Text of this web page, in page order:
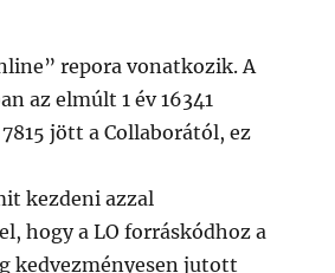
repora vonatkozik. A
az elmúlt 1 év 16341
jött a Collaborától, ez
kezdeni azzal
hogy a LO forráskódhoz a
kedvezményesen jutott